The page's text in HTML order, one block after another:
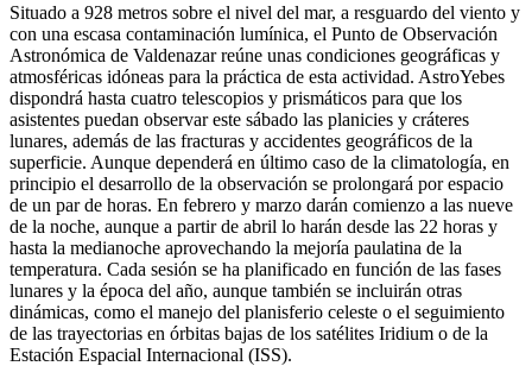
Situado a 928 metros sobre el nivel del mar, a resguardo del viento y
con una escasa contaminación lumínica, el Punto de Observación
Astronómica de Valdenazar reúne unas condiciones geográficas y
atmosféricas idóneas para la práctica de esta actividad. AstroYebes
dispondrá hasta cuatro telescopios y prismáticos para que los
asistentes puedan observar este sábado las planicies y cráteres
lunares, además de las fracturas y accidentes geográficos de la
superficie. Aunque dependerá en último caso de la climatología, en
principio el desarrollo de la observación se prolongará por espacio
de un par de horas. En febrero y marzo darán comienzo a las nueve
de la noche, aunque a partir de abril lo harán desde las 22 horas y
hasta la medianoche aprovechando la mejoría paulatina de la
temperatura. Cada sesión se ha planificado en función de las fases
lunares y la época del año, aunque también se incluirán otras
dinámicas, como el manejo del planisferio celeste o el seguimiento
de las trayectorias en órbitas bajas de los satélites Iridium o de la
Estación Espacial Internacional (ISS).